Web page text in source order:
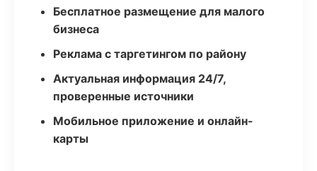
Бесплатное размещение для малого
бизнеса
Реклама с таргетингом по району
Актуальная информация 24/7,
проверенные источники
Мобильное приложение и онлайн-
карты